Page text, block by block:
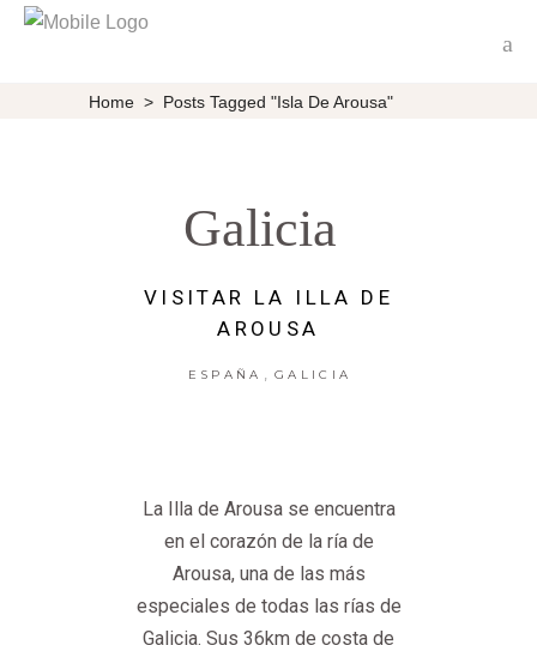
Home > Posts Tagged "Isla De Arousa"
Galicia
VISITAR LA ILLA DE
AROUSA
ESPAÑA , GALICIA
La Illa de Arousa se encuentra
en el corazón de la ría de
Arousa, una de las más
especiales de todas las rías de
Galicia. Sus 36km de costa de